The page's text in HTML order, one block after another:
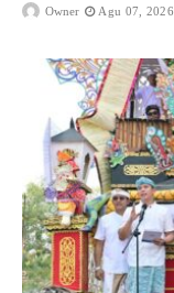
Owner Agu 07, 2026